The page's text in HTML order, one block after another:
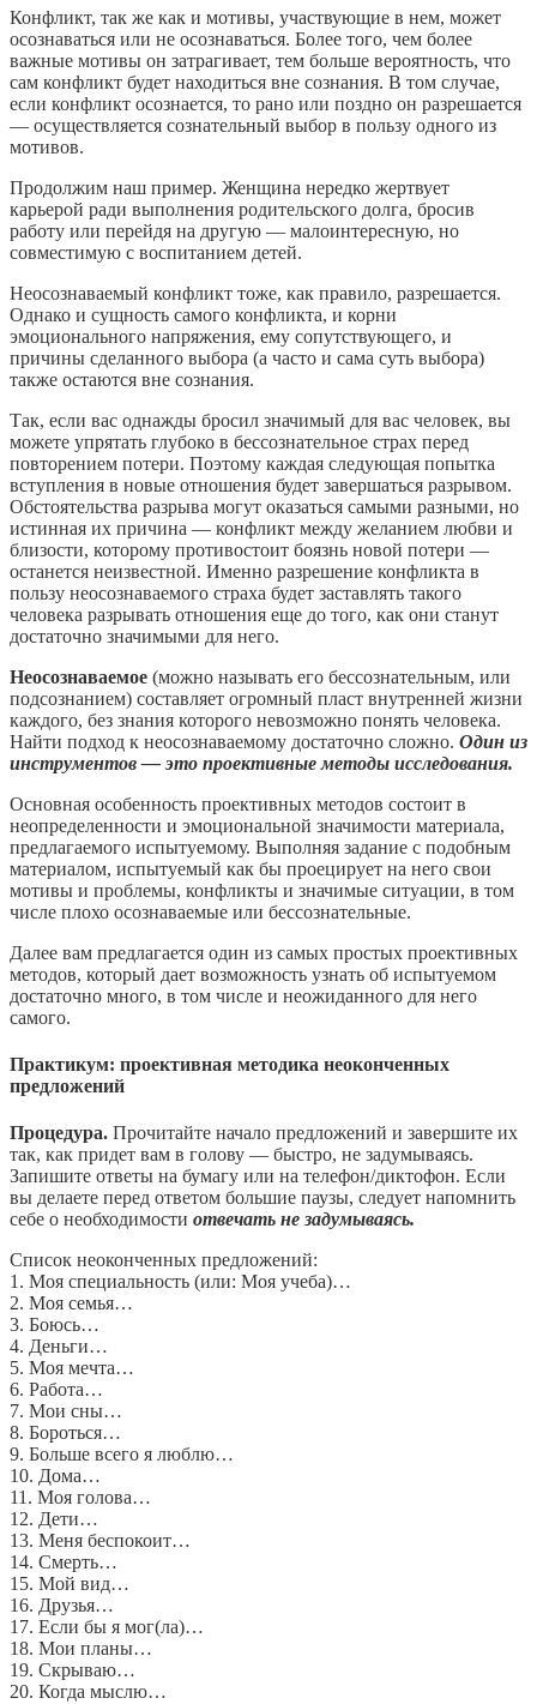
Конфликт, так же как и мотивы, участвующие в нем, может
осознаваться или не осознаваться. Более того, чем более
важные мотивы он затрагивает, тем больше вероятность, что
сам конфликт будет находиться вне сознания. В том случае,
если конфликт осознается, то рано или поздно он разрешается
— осуществляется сознательный выбор в пользу одного из
мотивов.
Продолжим наш пример. Женщина нередко жертвует
карьерой ради выполнения родительского долга, бросив
работу или перейдя на другую — малоинтересную, но
совместимую с воспитанием детей.
Неосознаваемый конфликт тоже, как правило, разрешается.
Однако и сущность самого конфликта, и корни
эмоционального напряжения, ему сопутствующего, и
причины сделанного выбора (а часто и сама суть выбора)
также остаются вне сознания.
Так, если вас однажды бросил значимый для вас человек, вы
можете упрятать глубоко в бессознательное страх перед
повторением потери. Поэтому каждая следующая попытка
вступления в новые отношения будет завершаться разрывом.
Обстоятельства разрыва могут оказаться самыми разными, но
истинная их причина — конфликт между желанием любви и
близости, которому противостоит боязнь новой потери —
останется неизвестной. Именно разрешение конфликта в
пользу неосознаваемого страха будет заставлять такого
человека разрывать отношения еще до того, как они станут
достаточно значимыми для него.
Неосознаваемое (можно называть его бессознательным, или
подсознанием) составляет огромный пласт внутренней жизни
каждого, без знания которого невозможно понять человека.
Найти подход к неосознаваемому достаточно сложно. Один из
инструментов — это проективные методы исследования.
Основная особенность проективных методов состоит в
неопределенности и эмоциональной значимости материала,
предлагаемого испытуемому. Выполняя задание с подобным
материалом, испытуемый как бы проецирует на него свои
мотивы и проблемы, конфликты и значимые ситуации, в том
числе плохо осознаваемые или бессознательные.
Далее вам предлагается один из самых простых проективных
методов, который дает возможность узнать об испытуемом
достаточно много, в том числе и неожиданного для него
самого.
Практикум: проективная методика неоконченных
предложений
Процедура. Прочитайте начало предложений и завершите их
так, как придет вам в голову — быстро, не задумываясь.
Запишите ответы на бумагу или на телефон/диктофон. Если
вы делаете перед ответом большие паузы, следует напомнить
себе о необходимости отвечать не задумываясь.
Список неоконченных предложений:
1. Моя специальность (или: Моя учеба)…
2. Моя семья…
3. Боюсь…
4. Деньги…
5. Моя мечта…
6. Работа…
7. Мои сны…
8. Бороться…
9. Больше всего я люблю…
10. Дома…
11. Моя голова…
12. Дети…
13. Меня беспокоит…
14. Смерть…
15. Мой вид…
16. Друзья…
17. Если бы я мог(ла)…
18. Мои планы…
19. Скрываю…
20. Когда мыслю…